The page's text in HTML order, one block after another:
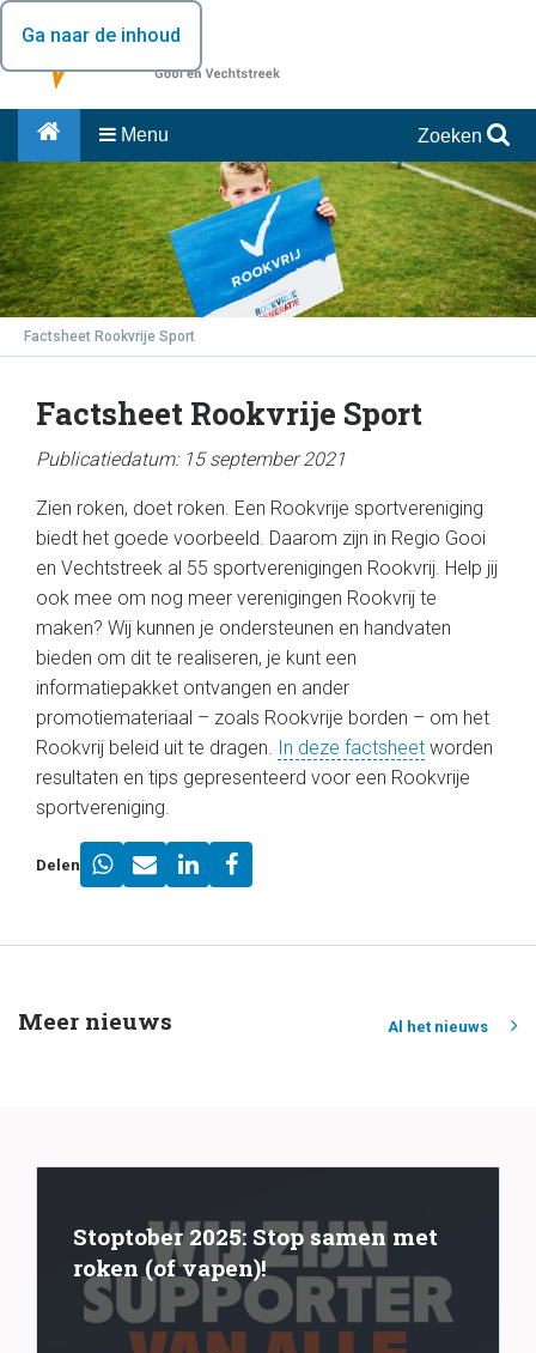
Ga naar de inhoud
Menu Zoeken
Factsheet Rookvrije Sport
Factsheet Rookvrije Sport
Publicatiedatum: 15 september 2021
Zien roken, doet roken. Een Rookvrije sportvereniging
biedt het goede voorbeeld. Daarom zijn in Regio Gooi
en Vechtstreek al 55 sportverenigingen Rookvrij. Help jij
ook mee om nog meer verenigingen Rookvrij te
maken? Wij kunnen je ondersteunen en handvaten
bieden om dit te realiseren, je kunt een
informatiepakket ontvangen en ander
promotiemateriaal – zoals Rookvrije borden – om het
Rookvrij beleid uit te dragen. In deze factsheet worden
resultaten en tips gepresenteerd voor een Rookvrije
sportvereniging.
Delen
Meer nieuws Al het nieuws
Stoptober 2025: Stop samen met
roken (of vapen)!